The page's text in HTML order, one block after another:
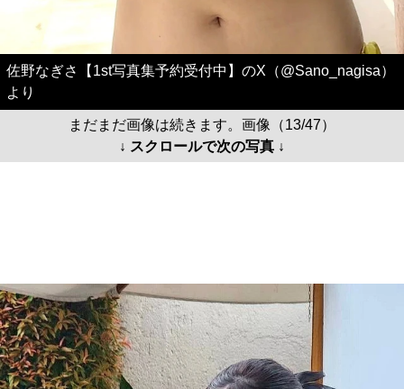
佐野なぎさ【1st写真集予約受付中】のX（@Sano_nagisa）
より
まだまだ画像は続きます。画像（13/47）
↓ スクロールで次の写真 ↓